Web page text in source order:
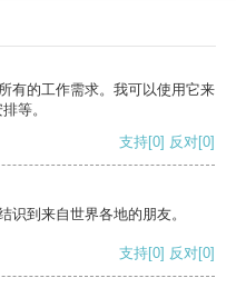
有的工作需求。我可以使用它来
等。
支持[0] 反对[0]
识到来自世界各地的朋友。
支持[0] 反对[0]